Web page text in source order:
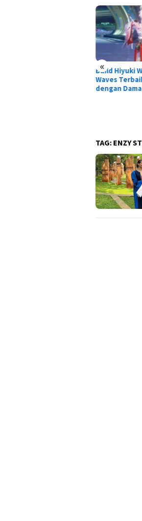
«
Build Hiyuki
Waves
dengan
TAG: ENZY